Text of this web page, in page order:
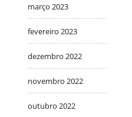
março 2023
fevereiro 2023
dezembro 2022
novembro 2022
outubro 2022